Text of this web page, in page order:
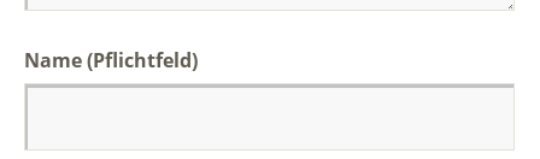
Name (Pflichtfeld)